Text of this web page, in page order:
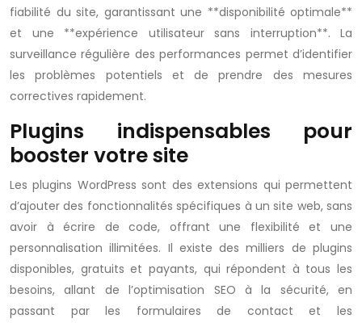
fiabilité du site, garantissant une **disponibilité optimale**
et une **expérience utilisateur sans interruption**. La
surveillance régulière des performances permet d’identifier
les problèmes potentiels et de prendre des mesures
correctives rapidement.
Plugins indispensables pour
booster votre site
Les plugins WordPress sont des extensions qui permettent
d’ajouter des fonctionnalités spécifiques à un site web, sans
avoir à écrire de code, offrant une flexibilité et une
personnalisation illimitées. Il existe des milliers de plugins
disponibles, gratuits et payants, qui répondent à tous les
besoins, allant de l’optimisation SEO à la sécurité, en
passant par les formulaires de contact et les